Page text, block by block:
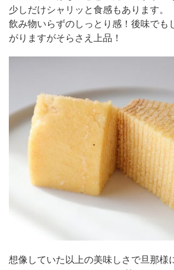
少しだけシャリッと食感もあります。
飲み物いらずのしっとり感！後味でも
がりますがそらさえ上品！
想像していた以上の美味しさで旦那様